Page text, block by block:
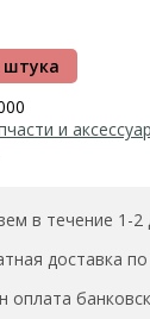
штука
и
в течение 1-2
доставка
оплата